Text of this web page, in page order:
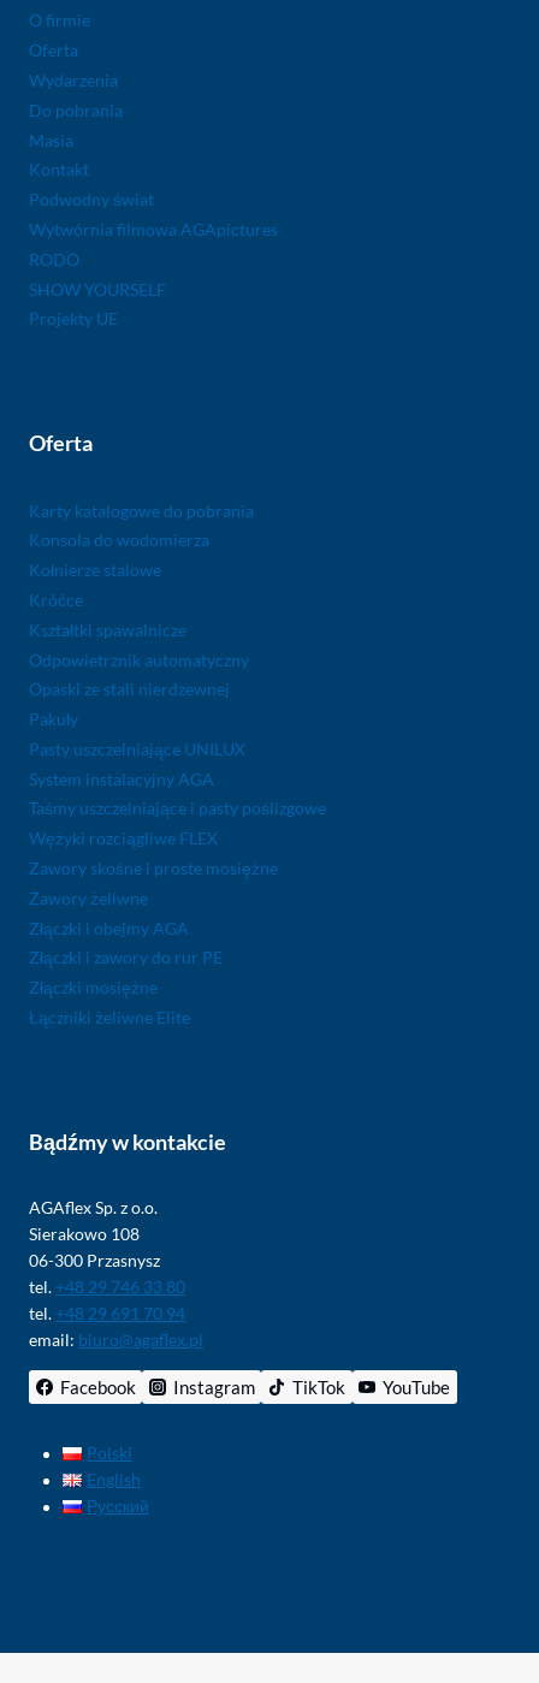
O firmie
Oferta
Wydarzenia
Do pobrania
Masia
Kontakt
Podwodny świat
Wytwórnia filmowa AGApictures
RODO
SHOW YOURSELF
Projekty UE
Oferta
Karty katalogowe do pobrania
Konsola do wodomierza
Kołnierze stalowe
Króćce
Kształtki spawalnicze
Odpowietrznik automatyczny
Opaski ze stali nierdzewnej
Pakuły
Pasty uszczelniające UNILUX
System instalacyjny AGA
Taśmy uszczelniające i pasty poślizgowe
Wężyki rozciągliwe FLEX
Zawory skośne i proste mosiężne
Zawory żeliwne
Złączki i obejmy AGA
Złączki i zawory do rur PE
Złączki mosiężne
Łączniki żeliwne Elite
Bądźmy w kontakcie
AGAflex Sp. z o.o.
Sierakowo 108
06-300 Przasnysz
tel. +48 29 746 33 80
tel. +48 29 691 70 94
email: biuro@agaflex.pl
Facebook Instagram TikTok YouTube
Polski
English
Русский